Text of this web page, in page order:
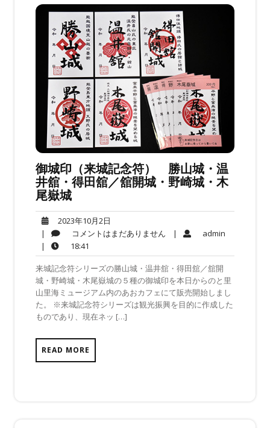
御城印（来城記念符） 勝山城・温
井舘・得田舘／舘開城・野崎城・木
尾嶽城
2023年10月2日
年
月
2
日
| コメントはまだありません
ン
ト
は
ま
だ
| admin
|
18:41
来城記念符シリーズの勝山城・温井舘・得田舘／舘開
城・野崎城・木尾嶽城の５種の御城印を本日からのと里
山里海ミュージアム内のあおカフェにて販売開始しまし
た。 ※来城記念符シリーズは観光振興を目的に作成した
ものであり、現在ネッ […]
READ MORE